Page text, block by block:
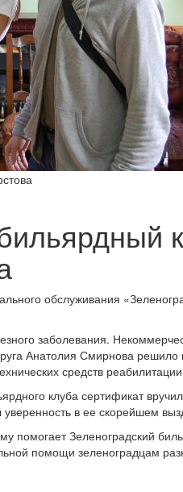
обслуживания
заболевания.
Анатолия Смирнова
средств
клуба сертификат
в ее скорейшем
помогает Зеленоградский
помощи зеленоградцам